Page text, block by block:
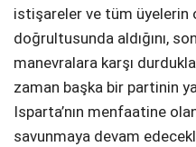
istişareler ve tüm üyelerin
doğrultusunda aldığını,
manevralara karşı
zaman başka bir partinin
Isparta’nın menfaatine
savunmaya devam